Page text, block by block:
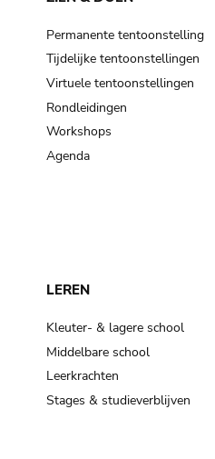
Permanente tentoonstelling
Tijdelijke tentoonstellingen
Virtuele tentoonstellingen
Rondleidingen
Workshops
Agenda
LEREN
Kleuter- & lagere school
Middelbare school
Leerkrachten
Stages & studieverblijven